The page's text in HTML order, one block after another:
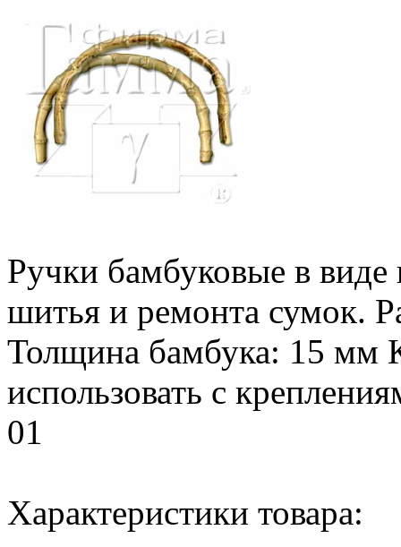
Ручки бамбуковые в виде
шитья и ремонта сумок.
Толщина бамбука: 15 мм
использовать с
01
Характеристики товара: